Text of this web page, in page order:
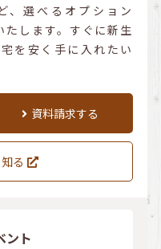
、選べるオプション
たします。すぐに新生
を安く手に入れたい
資料請求する
る
ント